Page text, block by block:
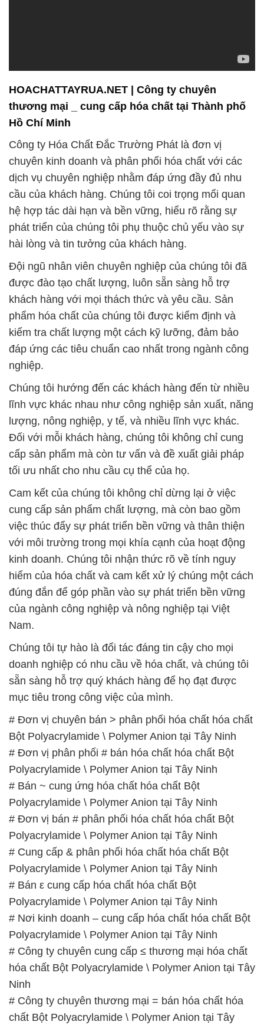
HOACHATTAYRUA.NET | Công ty chuyên
thương mại _ cung cấp hóa chất tại Thành phố
Hồ Chí Minh
Công ty Hóa Chất Đắc Trường Phát là đơn vị
chuyên kinh doanh và phân phối hóa chất với các
dịch vụ chuyên nghiệp nhằm đáp ứng đầy đủ nhu
cầu của khách hàng. Chúng tôi coi trọng mối quan
hệ hợp tác dài hạn và bền vững, hiểu rõ rằng sự
phát triển của chúng tôi phụ thuộc chủ yếu vào sự
hài lòng và tin tưởng của khách hàng.
Đội ngũ nhân viên chuyên nghiệp của chúng tôi đã
được đào tạo chất lượng, luôn sẵn sàng hỗ trợ
khách hàng với mọi thách thức và yêu cầu. Sản
phẩm hóa chất của chúng tôi được kiểm định và
kiểm tra chất lượng một cách kỹ lưỡng, đảm bảo
đáp ứng các tiêu chuẩn cao nhất trong ngành công
nghiệp.
Chúng tôi hướng đến các khách hàng đến từ nhiều
lĩnh vực khác nhau như công nghiệp sản xuất, năng
lượng, nông nghiệp, y tế, và nhiều lĩnh vực khác.
Đối với mỗi khách hàng, chúng tôi không chỉ cung
cấp sản phẩm mà còn tư vấn và đề xuất giải pháp
tối ưu nhất cho nhu cầu cụ thể của họ.
Cam kết của chúng tôi không chỉ dừng lại ở việc
cung cấp sản phẩm chất lượng, mà còn bao gồm
việc thúc đẩy sự phát triển bền vững và thân thiện
với môi trường trong mọi khía cạnh của hoạt động
kinh doanh. Chúng tôi nhận thức rõ về tính nguy
hiểm của hóa chất và cam kết xử lý chúng một cách
đúng đắn để góp phần vào sự phát triển bền vững
của ngành công nghiệp và nông nghiệp tại Việt
Nam.
Chúng tôi tự hào là đối tác đáng tin cậy cho mọi
doanh nghiệp có nhu cầu về hóa chất, và chúng tôi
sẵn sàng hỗ trợ quý khách hàng để họ đạt được
mục tiêu trong công việc của mình.
# Đơn vị chuyên bán > phân phối hóa chất hóa chất
Bột Polyacrylamide \ Polymer Anion tại Tây Ninh
# Đơn vị phân phối # bán hóa chất hóa chất Bột
Polyacrylamide \ Polymer Anion tại Tây Ninh
# Bán ~ cung ứng hóa chất hóa chất Bột
Polyacrylamide \ Polymer Anion tại Tây Ninh
# Đơn vị bán # phân phối hóa chất hóa chất Bột
Polyacrylamide \ Polymer Anion tại Tây Ninh
# Cung cấp & phân phối hóa chất hóa chất Bột
Polyacrylamide \ Polymer Anion tại Tây Ninh
# Bán ε cung cấp hóa chất hóa chất Bột
Polyacrylamide \ Polymer Anion tại Tây Ninh
# Nơi kinh doanh – cung cấp hóa chất hóa chất Bột
Polyacrylamide \ Polymer Anion tại Tây Ninh
# Công ty chuyên cung cấp ≤ thương mại hóa chất
hóa chất Bột Polyacrylamide \ Polymer Anion tại Tây
Ninh
# Công ty chuyên thương mại = bán hóa chất hóa
chất Bột Polyacrylamide \ Polymer Anion tại Tây